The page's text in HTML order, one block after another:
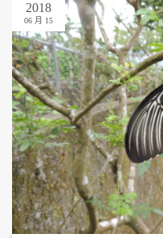
2018
06 月 15